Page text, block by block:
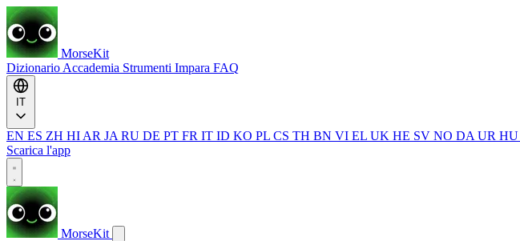
MorseKit
Dizionario Accademia Strumenti Impara FAQ
EN ES ZH HI AR JA RU DE PT FR IT ID KO PL CS TH BN VI EL UK HE SV NO DA UR HU
Scarica l'app
MorseKit